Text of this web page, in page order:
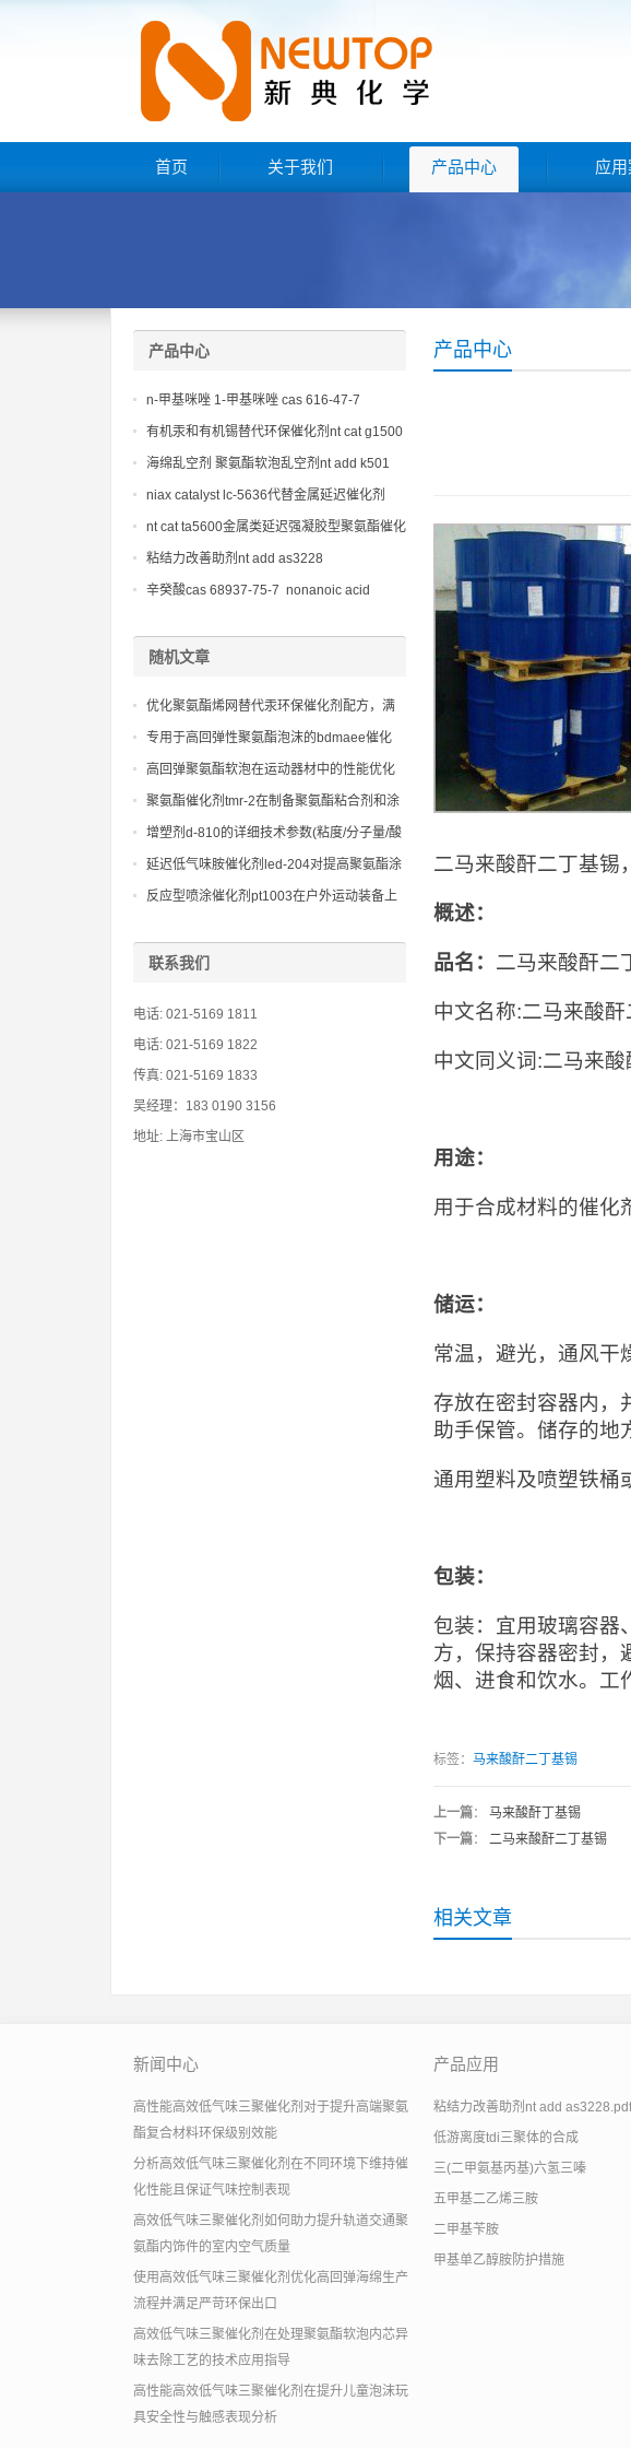
首页 关于我们 产品中心 应用
产品中心
二马来酸酐二丁基锡
概述：
品名： 二马来酸酐二
中文名称:二马来酸酐
中文同义词:二马来
用途：
用于合成材料的催化
储运：
常温，避光，通风干
存放在密封容器内，
助手保管。储存的地
通用塑料及喷塑铁桶
包装：
包装：宜用玻璃容器
方，保持容器密封，
烟、进食和饮水。工
标签： 马来酸酐二丁基锡
上一篇： 马来酸酐丁基锡
下一篇： 二马来酸酐二丁基锡
相关文章
产品中心
n-甲基咪唑 1-甲基咪唑 cas 616-47-7
lupragen nmi
有机汞和有机锡替代环保催化剂nt cat g1500
海绵乱空剂 聚氨酯软泡乱空剂nt add k501
niax catalyst lc-5636代替金属延迟催化剂
nt cat ta5600金属类延迟强凝胶型聚氨酯催化
剂
粘结力改善助剂nt add as3228
辛癸酸cas 68937-75-7 nonanoic acid
随机文章
优化聚氨酯烯网替代汞环保催化剂配方，满
足不同弹性体配方对凝胶时间的要求。
专用于高回弹性聚氨酯泡沫的bdmaee催化
剂，提供优异的物理性能
高回弹聚氨酯软泡在运动器材中的性能优化
聚氨酯催化剂tmr-2在制备聚氨酯粘合剂和涂
料中的应用
增塑剂d-810的详细技术参数(粘度/分子量/酸
值)
延迟低气味胺催化剂led-204对提高聚氨酯涂
层耐候性的潜在影响
反应型喷涂催化剂pt1003在户外运动装备上
联系我们
电话: 021-5169 1811
电话: 021-5169 1822
传真: 021-5169 1833
吴经理：183 0190 3156
地址: 上海市宝山区
新闻中心
高性能高效低气味三聚催化剂对于提升高端聚氨
酯复合材料环保级别效能
分析高效低气味三聚催化剂在不同环境下维持催
化性能且保证气味控制表现
高效低气味三聚催化剂如何助力提升轨道交通聚
氨酯内饰件的室内空气质量
使用高效低气味三聚催化剂优化高回弹海绵生产
流程并满足严苛环保出口
高效低气味三聚催化剂在处理聚氨酯软泡内芯异
味去除工艺的技术应用指导
高性能高效低气味三聚催化剂在提升儿童泡沫玩
具安全性与触感表现分析
产品应用
粘结力改善助剂nt add as3228.pdf
低游离度tdi三聚体的合成
三(二甲氨基丙基)六氢三嗪
五甲基二乙烯三胺
二甲基苄胺
甲基单乙醇胺防护措施